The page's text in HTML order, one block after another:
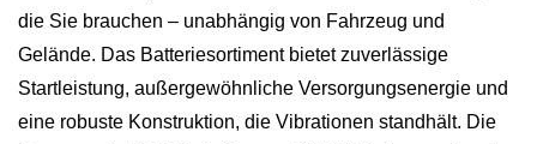
die Sie brauchen – unabhängig von Fahrzeug und
Gelände. Das Batteriesortiment bietet zuverlässige
Startleistung, außergewöhnliche Versorgungsenergie und
eine robuste Konstruktion, die Vibrationen standhält. Die